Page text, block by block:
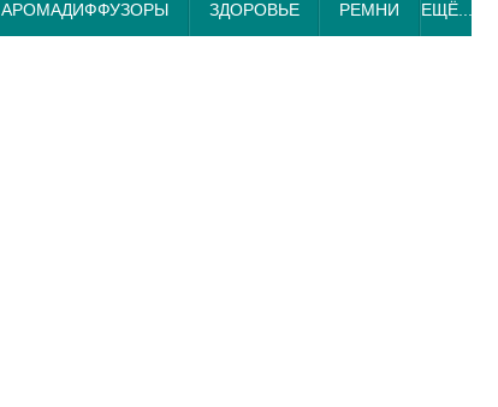
АРОМАДИФФУЗОРЫ ЗДОРОВЬЕ РЕМНИ ЕЩЁ...